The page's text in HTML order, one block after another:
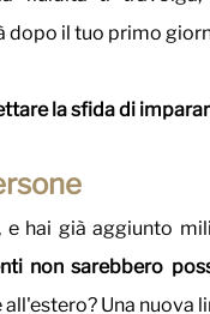
dopo il tuo primo
la sfida di
e hai già aggiunto
non sarebbero
Una nuova